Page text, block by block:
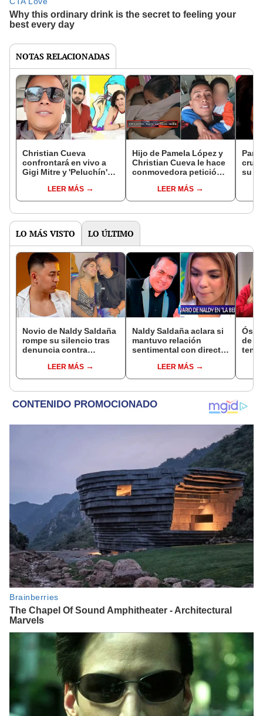
NOTAS RELACIONADAS
Christian Cueva
confrontará en vivo a
Gigi Mitre y 'Peluchín'
su relación con Pamela
Franco: "Llegó el día"
LEER MÁS
Hijo de Pamela López y
Christian Cueva le hace
conmovedora petición a
favor, mamá"
LEER MÁS
su
él:
LO MÁS VISTO LO ÚLTIMO
Novio de Naldy Saldaña
rompe su silencio tras
denuncia contra
Luz: "Tiene todo mi
apoyo"
LEER MÁS
Naldy Saldaña aclara si
mantuvo relación
sentimental con director
denunciarlo por
tocamientos: “Me
LEER MÁS
de